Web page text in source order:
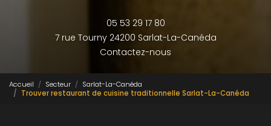
05 53 29 17 80
7 rue Tourny 24200 Sarlat-La-Canéda
Contactez-nous
Accueil Secteur
Sarlat-La-Canéda
Trouver restaurant de cuisine traditionnelle Sarlat-La-Canéda